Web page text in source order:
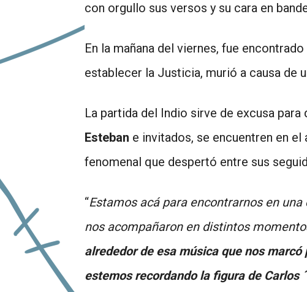
con orgullo sus versos y su cara en
En la mañana del viernes, fue
establecer la Justicia, murió a causa de
La partida del Indio sirve de excusa para
Esteban e invitados, se encuentren en el
fenomenal que despertó entre sus
“Estamos acá para encontrarnos en
nos acompañaron en distintos
alrededor de esa música que nos
estemos recordando la figura de Carlos